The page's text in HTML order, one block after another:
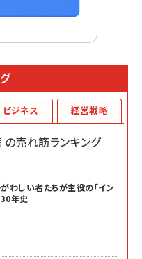
売れ筋ランキング
わしい者たちが主役の「イン
30年史
ビジネス 経営戦略